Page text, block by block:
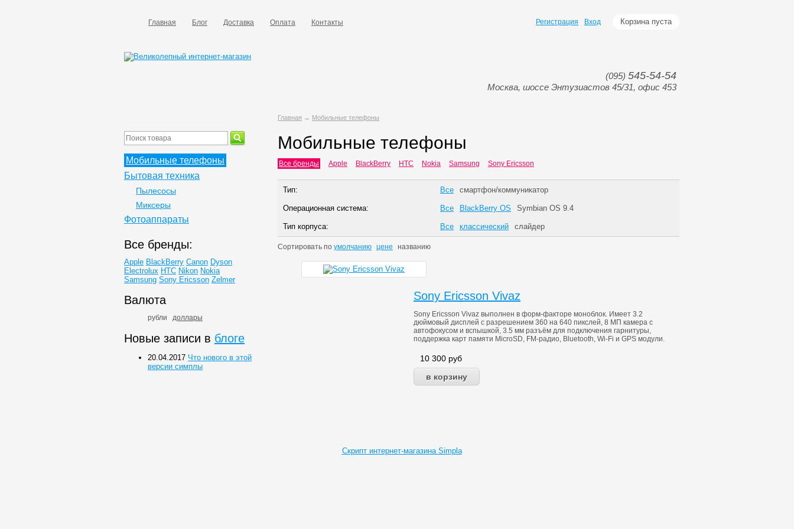
Главная Блог Доставка Оплата Контакты Корзина пуста
Регистрация Вход
(095) 545-54-54
Москва, шоссе Энтузиастов 45/31, офис 453
Главная → Мобильные телефоны
Мобильные телефоны
Все бренды Apple BlackBerry HTC Nokia Samsung Sony Ericsson
Тип: Все смартфон/коммуникатор
Операционная система: Все BlackBerry OS Symbian OS 9.4
Тип корпуса: Все классический слайдер
Сортировать по умолчанию цене названию
Sony Ericsson Vivaz
Sony Ericsson Vivaz выполнен в форм-факторе моноблок. Имеет 3.2
дюймовый дисплей с разрешением 360 на 640 пикслей, 8 МП камера с
автофокусом и вспышкой, 3.5 мм разъём для подключения гарнитуры,
поддержка карт памяти MicroSD, FM-радио, Bluetooth, Wi-Fi и GPS модули.
10 300 руб
Мобильные телефоны
Бытовая техника
Пылесосы
Миксеры
Фотоаппараты
Все бренды:
Apple BlackBerry Canon Dyson
Electrolux HTC Nikon Nokia
Samsung Sony Ericsson Zelmer
Валюта
рубли доллары
Новые записи в блоге
20.04.2017 Что нового в этой
версии симплы
Скрипт интернет-магазина Simpla